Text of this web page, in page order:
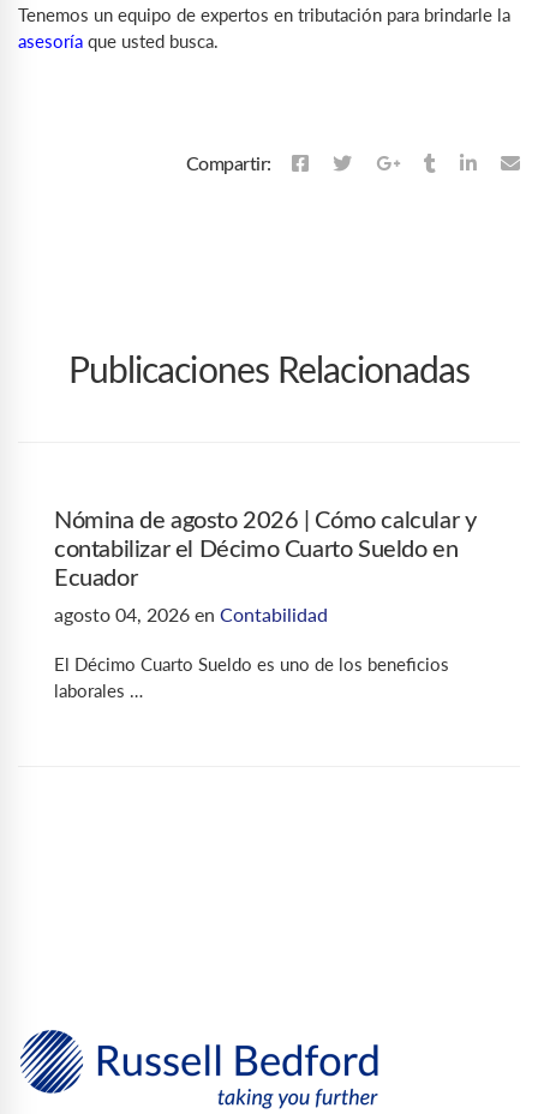
Tenemos un equipo de expertos en tributación para brindarle la
asesoría que usted busca.
Compartir:
Publicaciones Relacionadas
Nómina de agosto 2026 | Cómo calcular y
contabilizar el Décimo Cuarto Sueldo en
Ecuador
agosto 04, 2026 en Contabilidad
El Décimo Cuarto Sueldo es uno de los beneficios
laborales …